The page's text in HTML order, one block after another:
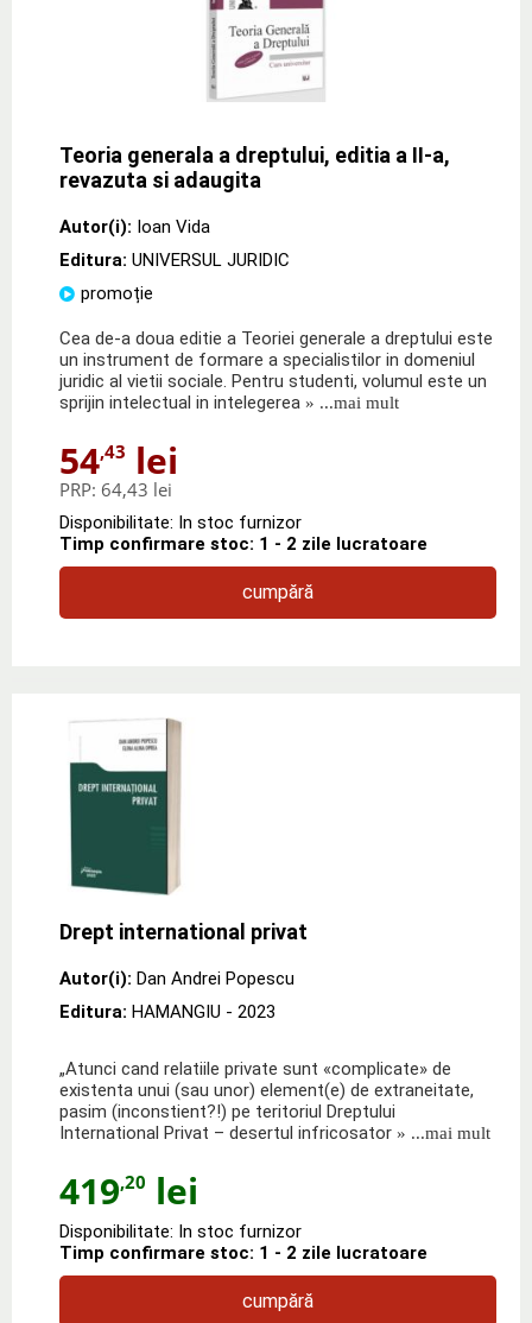
Teoria generala a dreptului, editia a II-a,
revazuta si adaugita
Autor(i): Ioan Vida
Editura: UNIVERSUL JURIDIC
promoție
Cea de-a doua editie a Teoriei generale a dreptului este
un instrument de formare a specialistilor in domeniul
juridic al vietii sociale. Pentru studenti, volumul este un
sprijin intelectual in intelegerea » ...mai mult
54,43 lei
PRP: 64,43 lei
Disponibilitate: In stoc furnizor
Timp confirmare stoc: 1 - 2 zile lucratoare
cumpără
Drept international privat
Autor(i): Dan Andrei Popescu
Editura: HAMANGIU - 2023
„Atunci cand relatiile private sunt «complicate» de
existenta unui (sau unor) element(e) de extraneitate,
pasim (inconstient?!) pe teritoriul Dreptului
International Privat – desertul infricosator » ...mai mult
419,20 lei
Disponibilitate: In stoc furnizor
Timp confirmare stoc: 1 - 2 zile lucratoare
cumpără